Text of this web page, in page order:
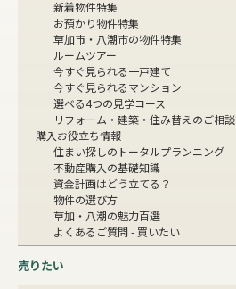
新着物件特集
お預かり物件特集
草加市・八潮市の物件特集
ルームツアー
今すぐ見られる一戸建て
今すぐ見られるマンション
選べる4つの見学コース
リフォーム・建築・住み替えのご相談
購入お役立ち情報
住まい探しのトータルプランニング
不動産購入の基礎知識
資金計画はどう立てる？
物件の選び方
草加・八潮の魅力百選
よくあるご質問 - 買いたい
売りたい